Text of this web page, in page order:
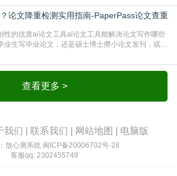
接复制百度百科、教材或别人写好的综述段落，系统
背景、意义和方法描述也是不可避免，比如“本文采
件进行数据分
论文降重检测实用指南-PaperPass论文查重
性的优质ai论文工具ai论文工具能解决论文写作哪些
生写毕业论文，还是硕士博士攒小论文发刊，或是
个大夜不说，还经常改不到点上，交上去才发现重复
在有了成熟的ai论文工具，这些痛点基本都能高效解
止能帮你梳查看更多 >
我们 联系我们 网站地图 电脑版
放心测系统 闽ICP备20006702号-28
客服qq: 2302455749